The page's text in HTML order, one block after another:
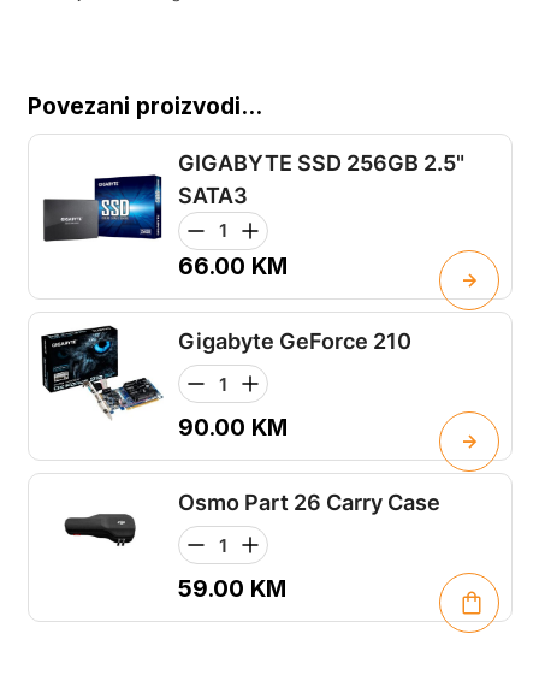
Povezani proizvodi...
GIGABYTE SSD 256GB 2.5"
SATA3
66.00 KM
Gigabyte GeForce 210
90.00 KM
Osmo Part 26 Carry Case
59.00 KM